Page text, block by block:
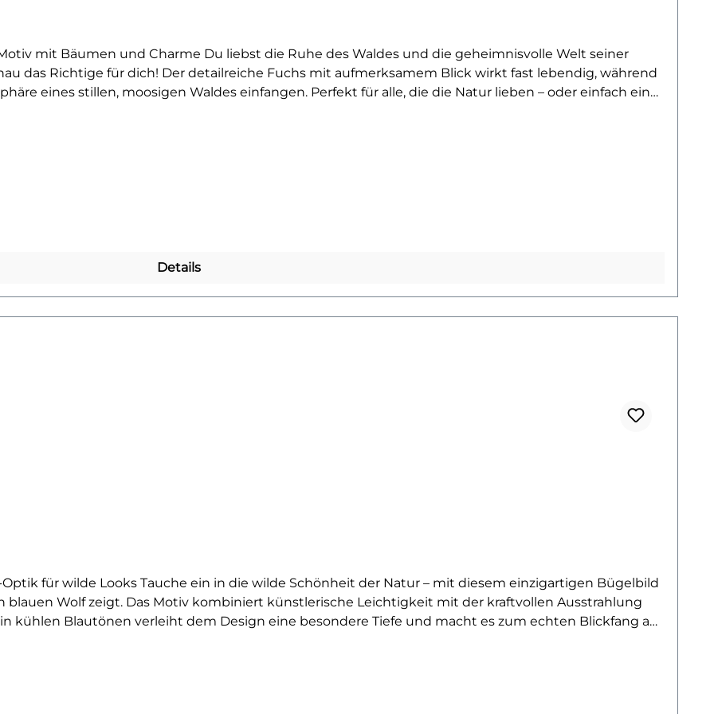
mit Bäumen und Charme Du liebst die Ruhe des Waldes und die geheimnisvolle Welt seiner
das Richtige für dich! Der detailreiche Fuchs mit aufmerksamem Blick wirkt fast lebendig, während
eines stillen, moosigen Waldes einfangen. Perfekt für alle, die die Natur lieben – oder einfach ein
Wald-Kollektion – und finde dein nächstes Lieblingsmotiv!
Details
für wilde Looks Tauche ein in die wilde Schönheit der Natur – mit diesem einzigartigen Bügelbild
blauen Wolf zeigt. Das Motiv kombiniert künstlerische Leichtigkeit mit der kraftvollen Ausstrahlung
kühlen Blautönen verleiht dem Design eine besondere Tiefe und macht es zum echten Blickfang auf